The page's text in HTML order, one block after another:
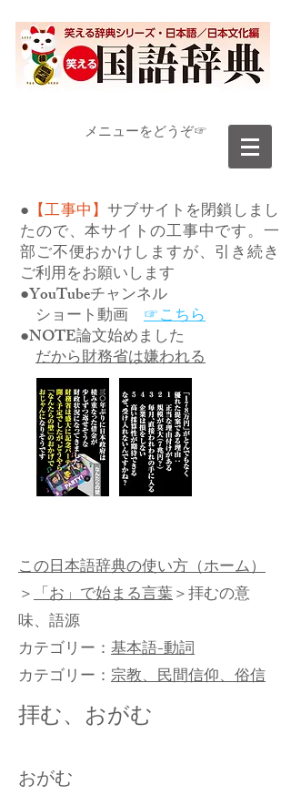
​メニューをどうぞ☞
● 【工事中】サブサイトを閉鎖しまし
たので、本サイトの工事中です。一
部ご不便おかけしますが、引き続き
ご利用をお願いします
●YouTubeチャンネル
ショート動画 ☞こちら
●NOTE論文始めました
だから財務省は嫌われる
この日本語辞典の使い方（ホーム）
＞「お」で始まる言葉＞拝むの意
味、語源
カテゴリー： 基本語-動詞
カテゴリー： 宗教、民間信仰、俗信
拝む、おがむ
おがむ